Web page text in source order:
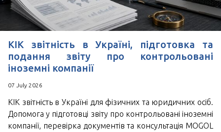
КІК звітність в Україні, підготовка та
подання звіту про контрольовані
іноземні компанії
07 July 2026
КІК звітність в Україні для фізичних та юридичних осіб.
Допомога у підготовці звіту про контрольовані іноземні
компанії, перевірка документів та консультація MOGOL